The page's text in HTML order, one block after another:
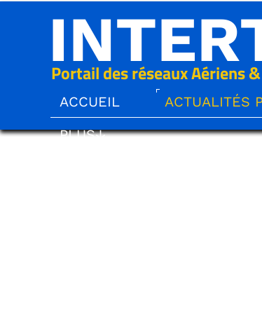
Portail des réseaux Aériens
ACCUEIL ACTUALITÉS
PLUS↓